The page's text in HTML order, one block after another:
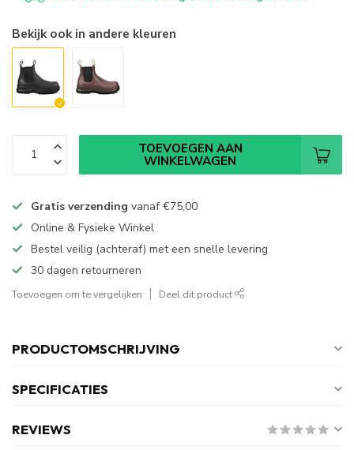
Bekijk ook in andere kleuren
TOEVOEGEN AAN
WINKELWAGEN
Gratis verzending vanaf€75,00
Online & Fysieke Winkel
Bestel veilig (achteraf) met een snelle levering
30 dagen retourneren
Toevoegen om te vergelijken Deel dit product
PRODUCTOMSCHRIJVING
SPECIFICATIES
REVIEWS